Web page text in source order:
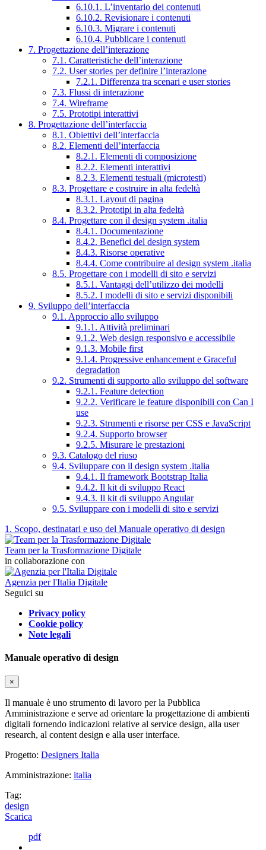
6.10.1. L’inventario dei contenuti
6.10.2. Revisionare i contenuti
6.10.3. Migrare i contenuti
6.10.4. Pubblicare i contenuti
7. Progettazione dell’interazione
7.1. Caratteristiche dell’interazione
7.2. User stories per definire l’interazione
7.2.1. Differenza tra scenari e user stories
7.3. Flussi di interazione
7.4. Wireframe
7.5. Prototipi interattivi
8. Progettazione dell’interfaccia
8.1. Obiettivi dell’interfaccia
8.2. Elementi dell’interfaccia
8.2.1. Elementi di composizione
8.2.2. Elementi interattivi
8.2.3. Elementi testuali (microtesti)
8.3. Progettare e costruire in alta fedeltà
8.3.1. Layout di pagina
8.3.2. Prototipi in alta fedeltà
8.4. Progettare con il design system .italia
8.4.1. Documentazione
8.4.2. Benefici del design system
8.4.3. Risorse operative
8.4.4. Come contribuire al design system .italia
8.5. Progettare con i modelli di sito e servizi
8.5.1. Vantaggi dell’utilizzo dei modelli
8.5.2. I modelli di sito e servizi disponibili
9. Sviluppo dell’interfaccia
9.1. Approccio allo sviluppo
9.1.1. Attività preliminari
9.1.2. Web design responsivo e accessibile
9.1.3. Mobile first
9.1.4. Progressive enhancement e Graceful
degradation
9.2. Strumenti di supporto allo sviluppo del software
9.2.1. Feature detection
9.2.2. Verificare le feature disponibili con Can I
use
9.2.3. Strumenti e risorse per CSS e JavaScript
9.2.4. Supporto browser
9.2.5. Misurare le prestazioni
9.3. Catalogo del riuso
9.4. Sviluppare con il design system .italia
9.4.1. Il framework Bootstrap Italia
9.4.2. Il kit di sviluppo React
9.4.3. Il kit di sviluppo Angular
9.5. Sviluppare con i modelli di sito e servizi
1. Scopo, destinatari e uso del Manuale operativo di design
Team per la Trasformazione Digitale
in collaborazione con
Agenzia per l'Italia Digitale
Seguici su
Privacy policy
Cookie policy
Note legali
Manuale operativo di design
×
Il manuale è uno strumento di lavoro per la Pubblica
Amministrazione e serve ad orientare la progettazione di ambienti
digitali fornendo indicazioni relative al service design, alla user
research, al content design e alla user interface.
Progetto: Designers Italia
Amministrazione: italia
Tag:
design
Scarica
pdf